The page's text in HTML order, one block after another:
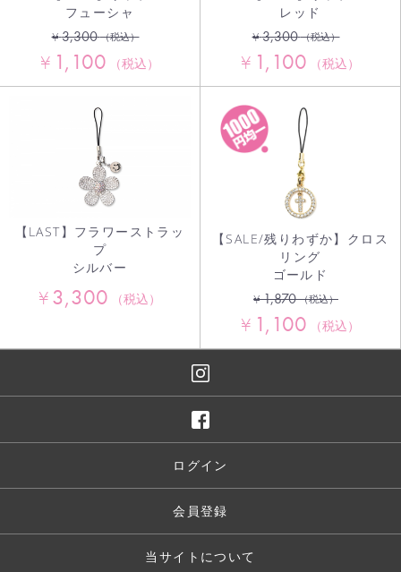
フューシャ
¥3,300 （税込）
¥ 1,100 （税込）
レッド
¥3,300 （税込）
¥ 1,100 （税込）
【LAST】フラワーストラッ
プ
シルバー
¥3,300 （税込）
【SALE/残りわずか】クロス
リング
ゴールド
¥1,870 （税込）
¥ 1,100 （税込）
ログイン
会員登録
当サイトについて